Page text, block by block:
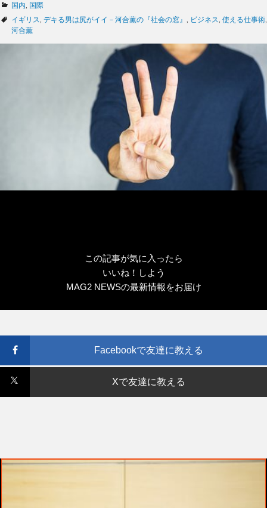
カ
テ
ゴ
国内
国際
タ
グ
イギリス デキる男は尻がイイ－河合薫の『社会の窓』 ビジネス 使える仕事術
河合薫
この記事が気に入ったら
いいね！しよう
MAG2 NEWSの最新情報をお届け
Facebookで友達に教える
Xで友達に教える